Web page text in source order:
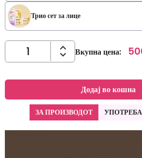
Трио сет за лице
Вкупна цена:
Додај во кошна
ЗА ПРОИЗВОДОТ УПОТРЕБА